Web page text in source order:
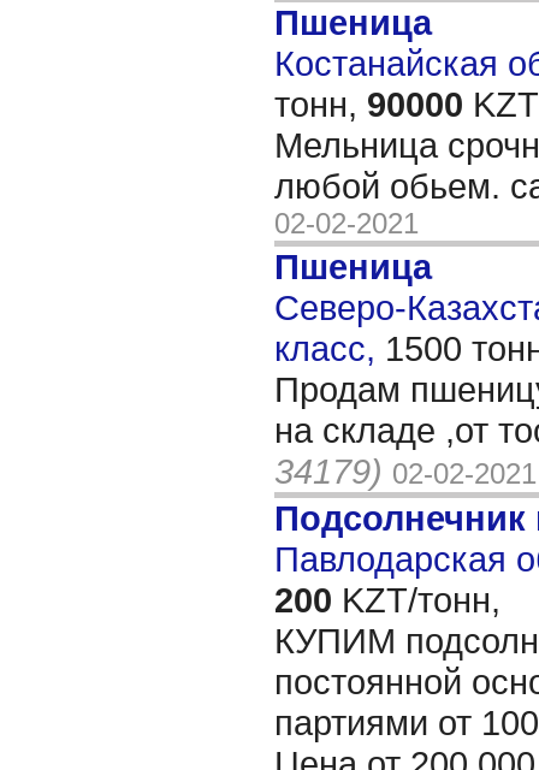
Пшеница
Костанайская
тонн, 90000
Мельница
любой обьем.
02-02-2021
Пшеница
Северо-
класс, 1500
Продам
на складе ,от
34179) 02-02-2021
Павлодарская
200 KZT/тонн,
КУПИМ
постоянной
партиями от